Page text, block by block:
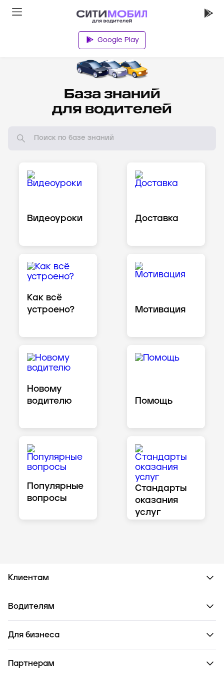
Google Play
База знаний
для водителей
Видеоуроки Доставка
Как всё
устроено?
Мотивация
Новому
водителю
Помощь
Популярные
вопросы
Стандарты
оказания
услуг
Клиентам
Водителям
Для бизнеса
Партнерам